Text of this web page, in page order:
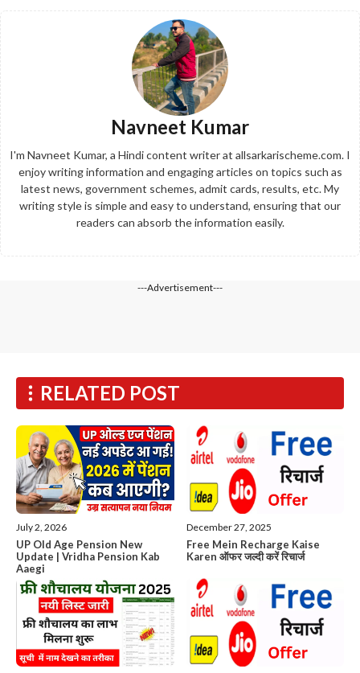
Navneet Kumar
I'm Navneet Kumar, a Hindi content writer at allsarkarischeme.com. I
enjoy writing information and engaging articles on topics such as
latest news, government schemes, admit cards, results, etc. My
writing style is simple and easy to understand, ensuring that our
readers can absorb the information easily.
---Advertisement---
RELATED POST
July 2, 2026
UP Old Age Pension New
Update | Vridha Pension Kab
Aaegi
December 27, 2025
Free Mein Recharge Kaise
Karen ऑफर जल्दी करें रिचार्ज